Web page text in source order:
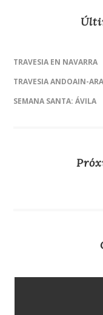
TRAVESIA EN NAVARRA
TRAVESIA ANDOAIN-
SEMANA SANTA: ÁVILA